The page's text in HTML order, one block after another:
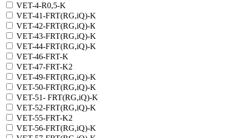
VET-4-R0,5-K
VET-41-FRT(RG,iQ)-K
VET-42-FRT(RG,iQ)-К
VET-43-FRT(RG,iQ)-K
VET-44-FRT(RG,iQ)-K
VET-46-FRT-K
VET-47-FRT-K2
VET-49-FRT(RG,iQ)-K
VET-50-FRT(RG,iQ)-K
VET-51- FRT(RG,iQ)-K
VET-52-FRT(RG,iQ)-K
VET-55-FRT-K2
VET-56-FRT(RG,iQ)-K